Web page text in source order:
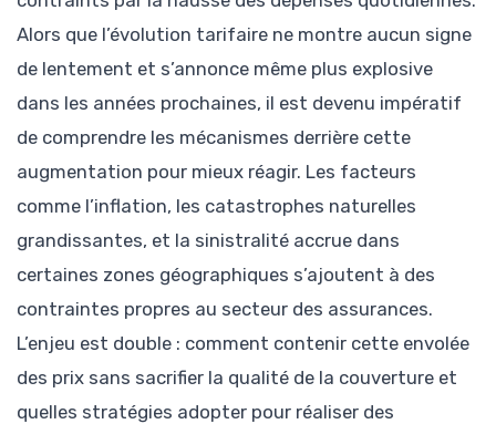
Alors que l’évolution tarifaire ne montre aucun signe
de lentement et s’annonce même plus explosive
dans les années prochaines, il est devenu impératif
de comprendre les mécanismes derrière cette
augmentation pour mieux réagir. Les facteurs
comme l’inflation, les catastrophes naturelles
grandissantes, et la sinistralité accrue dans
certaines zones géographiques s’ajoutent à des
contraintes propres au secteur des assurances.
L’enjeu est double : comment contenir cette envolée
des prix sans sacrifier la qualité de la couverture et
quelles stratégies adopter pour réaliser des